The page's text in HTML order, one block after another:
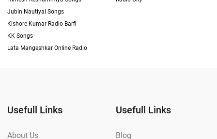
Jubin Nautiyal Songs
Kishore Kumar Radio Barfi
KK Songs
Lata Mangeshkar Online Radio
Usefull Links
About Us
Usefull Links
Blog